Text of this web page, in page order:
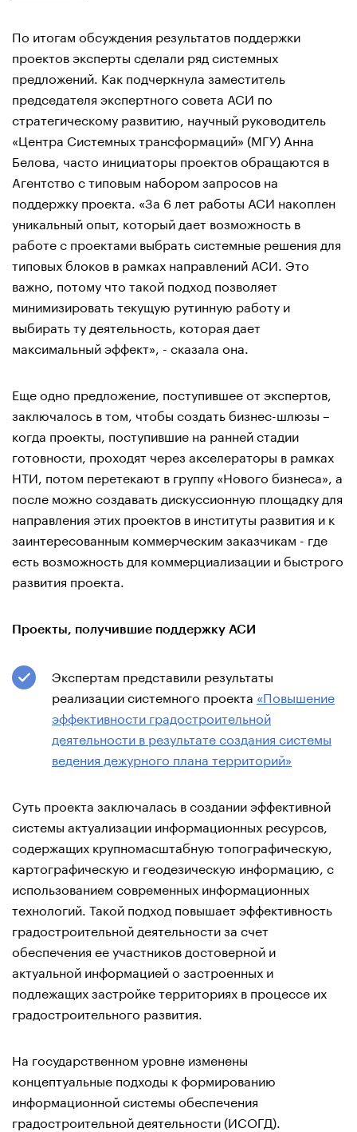
По итогам обсуждения результатов поддержки
проектов эксперты сделали ряд системных
предложений. Как подчеркнула заместитель
председателя экспертного совета АСИ по
стратегическому развитию, научный руководитель
«Центра Системных трансформаций» (МГУ) Анна
Белова, часто инициаторы проектов обращаются в
Агентство с типовым набором запросов на
поддержку проекта. «За 6 лет работы АСИ накоплен
уникальный опыт, который дает возможность в
работе с проектами выбрать системные решения для
типовых блоков в рамках направлений АСИ. Это
важно, потому что такой подход позволяет
минимизировать текущую рутинную работу и
выбирать ту деятельность, которая дает
максимальный эффект», - сказала она.
Еще одно предложение, поступившее от экспертов,
заключалось в том, чтобы создать бизнес-шлюзы –
когда проекты, поступившие на ранней стадии
готовности, проходят через акселераторы в рамках
НТИ, потом перетекают в группу «Нового бизнеса», а
после можно создавать дискуссионную площадку для
направления этих проектов в институты развития и к
заинтересованным коммерческим заказчикам - где
есть возможность для коммерциализации и быстрого
развития проекта.
Проекты, получившие поддержку АСИ
Экспертам представили результаты
реализации системного проекта «Повышение
эффективности градостроительной
деятельности в результате создания системы
ведения дежурного плана территорий»
Суть проекта заключалась в создании эффективной
системы актуализации информационных ресурсов,
содержащих крупномасштабную топографическую,
картографическую и геодезическую информацию, с
использованием современных информационных
технологий. Такой подход повышает эффективность
градостроительной деятельности за счет
обеспечения ее участников достоверной и
актуальной информацией о застроенных и
подлежащих застройке территориях в процессе их
градостроительного развития.
На государственном уровне изменены
концептуальные подходы к формированию
информационной системы обеспечения
градостроительной деятельности (ИСОГД).